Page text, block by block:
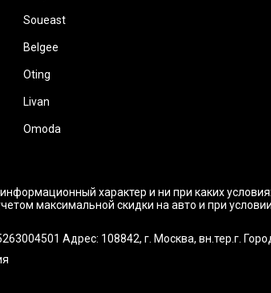
Soueast
Belgee
Oting
Livan
Omoda
характер и ни при каких
максимальной скидки на авто и при
Адрес: 108842, г. Москва, вн.тер.г.